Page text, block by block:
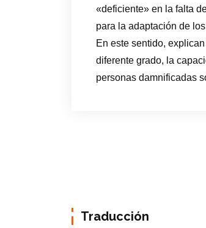
«deficiente» en la falta
para la adaptación de
En este sentido,
diferente grado, la
personas damnificadas
Traducción